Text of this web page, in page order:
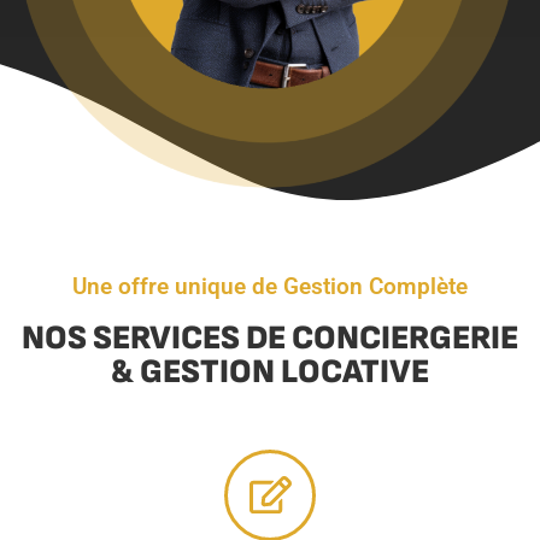
Une offre unique de Gestion Complète
NOS SERVICES DE CONCIERGERIE
& GESTION LOCATIVE